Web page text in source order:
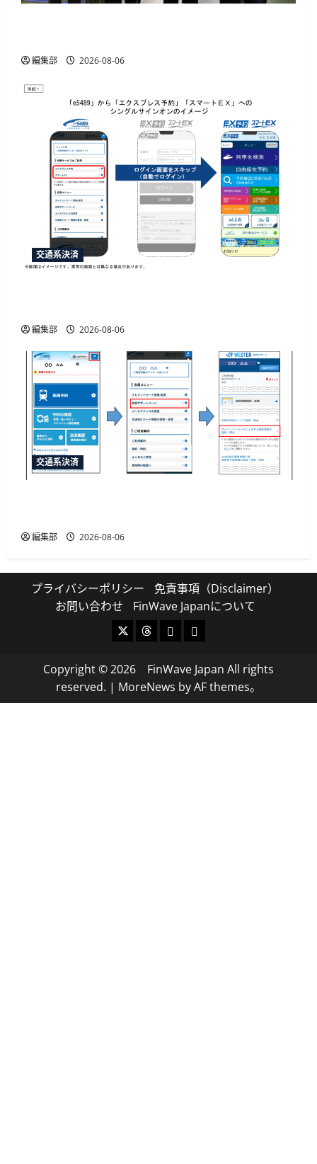
編集部 2026-08-06
交通系決済
編集部 2026-08-06
交通系決済
編集部 2026-08-06
プライバシーポリシー
免責事項（Disclaimer）
お問い合わせ
FinWave Japanについて
X ThreadsBlueskyMastodon
Copyright © 2026 FinWave Japan All rights
reserved. | MoreNews by AF themes。